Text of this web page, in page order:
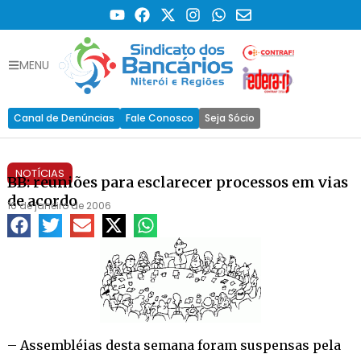
MENU
Canal de Denúncias Fale Conosco Seja Sócio
NOTÍCIAS
BB: reuniões para esclarecer processos em vias
de acordo
10 de janeiro de 2006
– Assembléias desta semana foram suspensas pela